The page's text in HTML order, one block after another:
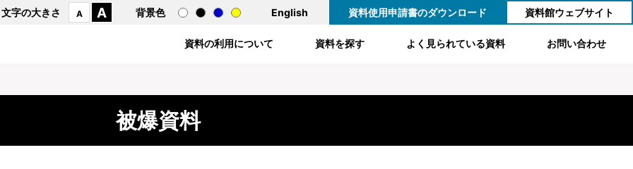
文字の大きさ A A 背景色 English 資料使用申請書のダウンロード 資料館ウェブサイト
資料の利用について 資料を探す よく見られている資料 お問い合わせ
被爆資料